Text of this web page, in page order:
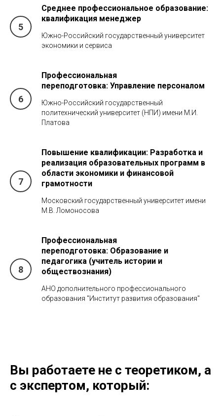
Среднее профессиональное образование:
квалификация менеджер
Южно-Российский государственный университет
экономики и сервиса
Профессиональная
переподготовка: Управление персоналом
Южно-Российский государственный
политехнический университет (НПИ) имени М.И.
Платова
Повышение квалификации: Разработка и
реализация образовательных программ в
области экономики и финансовой
грамотности
Московский государственный университет имени
М.В. Ломоносова
Профессиональная
переподготовка: Образование и
педагогика (учитель истории и
обществознания)
АНО дополнительного профессионального
образования "Институт развития образования"
Вы работаете не с теоретиком, а
с экспертом, который: